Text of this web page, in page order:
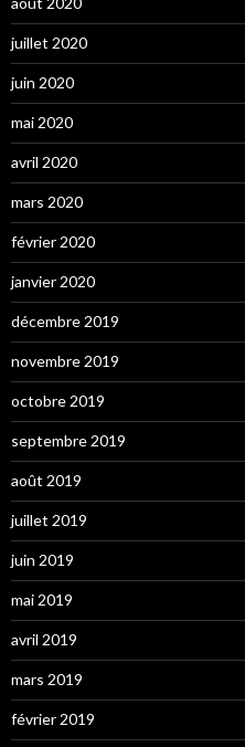
juillet 2020
juin 2020
mai 2020
avril 2020
mars 2020
février 2020
janvier 2020
décembre 2019
novembre 2019
octobre 2019
septembre 2019
août 2019
juillet 2019
juin 2019
mai 2019
avril 2019
mars 2019
février 2019